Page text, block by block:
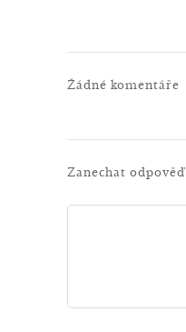
Žádné komentáře
Zanechat odpověď